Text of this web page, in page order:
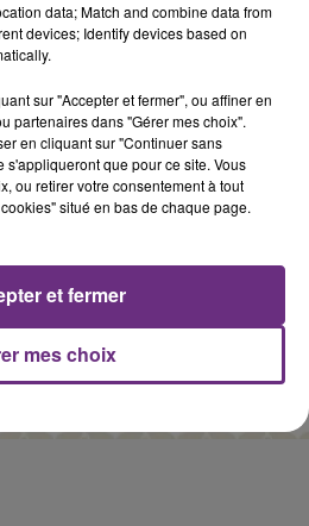
data; Match and combine data from
devices; Identify devices based on
sur "Accepter et fermer", ou affiner en
partenaires dans "Gérer mes choix".
en cliquant sur "Continuer sans
s'appliqueront que pour ce site. Vous
ou retirer votre consentement à tout
situé en bas de chaque page.
mes choix
et fermer